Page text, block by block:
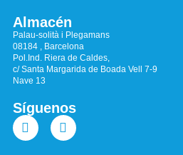
Almacén
Palau-solità i Plegamans
08184 , Barcelona
Pol.Ind. Riera de Caldes,
c/ Santa Margarida de Boada Vell 7-9
Nave 13
Síguenos